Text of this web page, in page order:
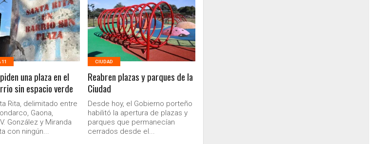
LEER MAS
11
una plaza en el
sin espacio verde
Rita, delimitado entre
Gaona,
González y Miranda
con ningún...
LEER MAS
CIUDAD
Reabren plazas y parques de la
Ciudad
Desde hoy, el Gobierno porteño
habilitó la apertura de plazas y
parques que permanecían
cerrados desde el...